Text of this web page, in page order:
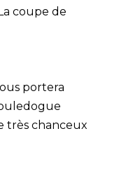
coupe de
portera
très chanceux